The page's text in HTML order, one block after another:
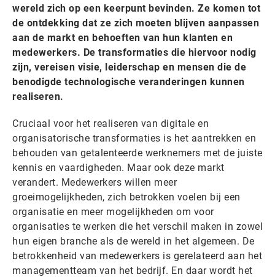
wereld zich op een keerpunt bevinden. Ze komen tot
de ontdekking dat ze zich moeten blijven aanpassen
aan de markt en behoeften van hun klanten en
medewerkers. De transformaties die hiervoor nodig
zijn, vereisen visie, leiderschap en mensen die de
benodigde technologische veranderingen kunnen
realiseren.
Cruciaal voor het realiseren van digitale en
organisatorische transformaties is het aantrekken en
behouden van getalenteerde werknemers met de juiste
kennis en vaardigheden. Maar ook deze markt
verandert. Medewerkers willen meer
groeimogelijkheden, zich betrokken voelen bij een
organisatie en meer mogelijkheden om voor
organisaties te werken die het verschil maken in zowel
hun eigen branche als de wereld in het algemeen. De
betrokkenheid van medewerkers is gerelateerd aan het
managementteam van het bedrijf. En daar wordt het